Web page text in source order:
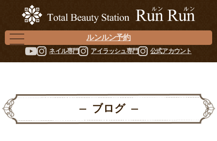
ルンルン予約
ネイル専門 アイラッシュ専門 公式アカウント
ブログ